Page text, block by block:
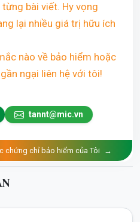
bài viết. Hy vọng
lại nhiều giá trị hữu ích
nào về bảo hiểm hoặc
ngại liên hệ với tôi!
tannt@mic.vn
chứng chỉ bảo hiểm của Tôi →